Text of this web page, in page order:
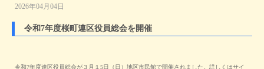
2026年04月04日
令和7年度桜町連区役員総会を開催
令和7年度連区役員総会が３月１5日（日）地区市民館で開催されました。詳しくはサイ